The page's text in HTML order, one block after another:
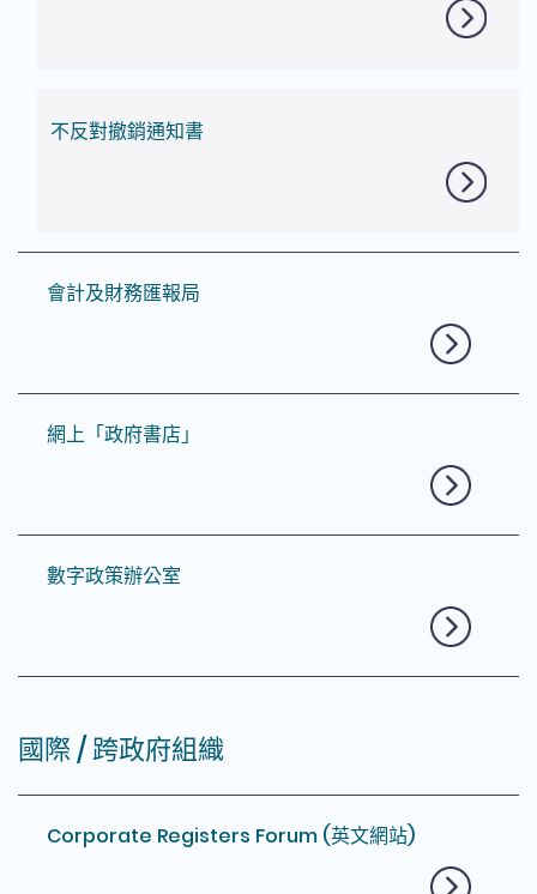
不反對撤銷通知書
會計及財務匯報局
網上「政府書店」
數字政策辦公室
國際 / 跨政府組織
Corporate Registers Forum (英文網站)